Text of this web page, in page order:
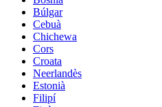
Búlgar
Cebuà
Chichewa
Cors
Croata
Neerlandès
Estonià
Filipí